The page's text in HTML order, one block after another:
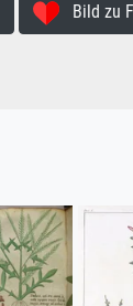
Bild zu